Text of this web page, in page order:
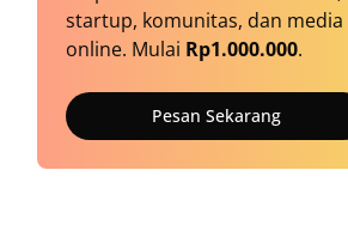
startup, komunitas, dan media
online. Mulai Rp1.000.000.
Pesan Sekarang